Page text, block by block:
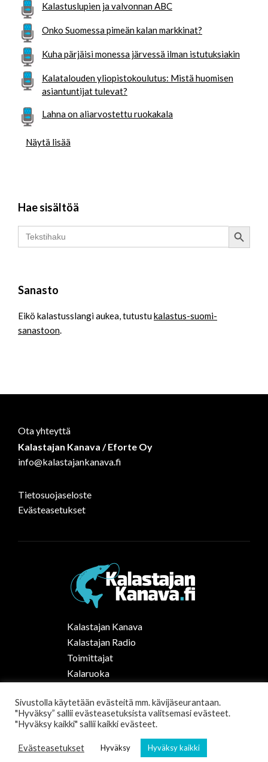
Kalastuslupien ja valvonnan ABC
Onko Suomessa pimeän kalan markkinat?
Kuha pärjäisi monessa järvessä ilman istutuksiakin
Kalatalouden yliopistokoulutus: Mistä huomisen
asiantuntijat tulevat?
Lahna on aliarvostettu ruokakala
Näytä lisää
Hae sisältöä
Search
for:
Search Button
Sanasto
Eikö kalastusslangi aukea, tutustukalastus-suomi-
sanastoon.
Ota yhteyttä
Kalastajan Kanava / Eforte Oy
info@kalastajankanava.fi
Tietosuojaseloste
Evästeasetukset
Kalastajan Kanava
Kalastajan Radio
Toimittajat
Kalaruoka
Tilaa uutiskirje
Sivustolla käytetään evästeitä mm. kävijäseurantaan.
"Hyväksy” sallii evästeasetuksista valitsemasi evästeet.
"Hyväksy kaikki" sallii kaikki evästeet.
Evästeasetukset Hyväksy Hyväksy kaikki